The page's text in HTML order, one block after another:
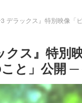
デラックス』特別映像「
ス』特別
と」公開